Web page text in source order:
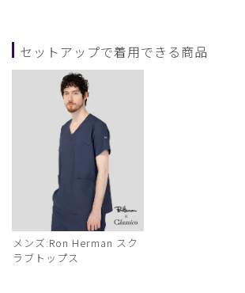
セットアップで着用できる商品
メンズ:Ron Herman スク
ラブトップス